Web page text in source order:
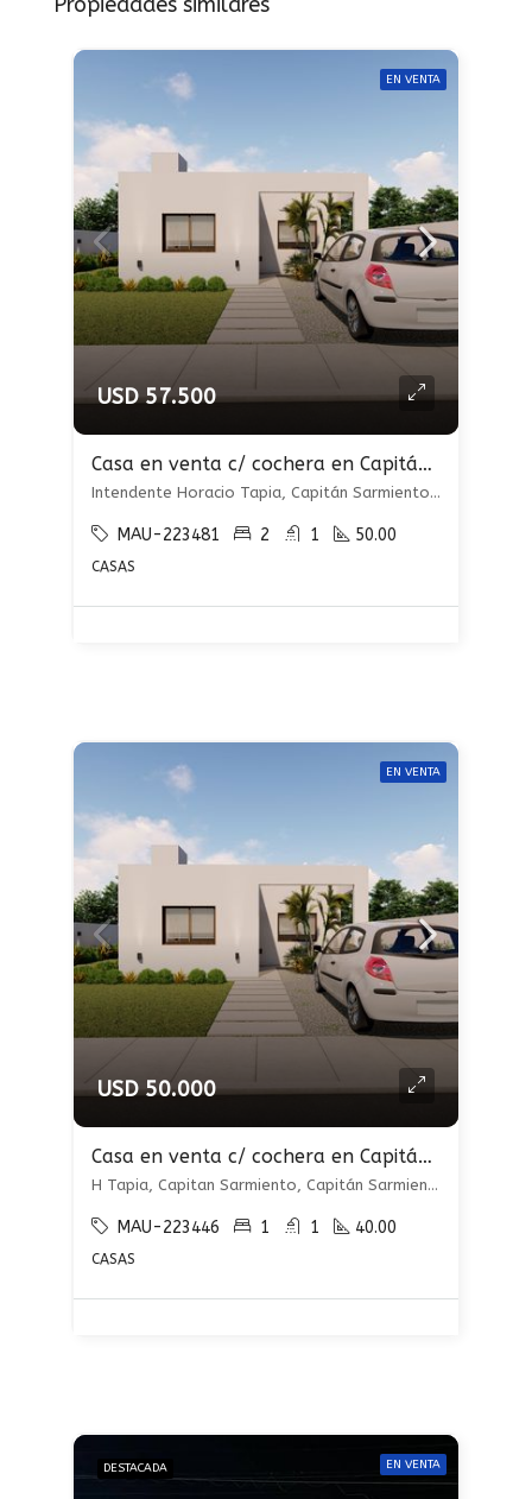
EN VENTA
USD 57.500
Casa en venta c/ cochera en Capitán Sarmiento
Intendente Horacio Tapia, Capitán Sarmiento, Capitán Sarmiento
MAU-223481 2 1 50.00
CASAS
EN VENTA
USD 50.000
Casa en venta c/ cochera en Capitán Sarmiento
H Tapia, Capitan Sarmiento, Capitán Sarmiento, Capitán Sarmiento
MAU-223446 1 1 40.00
CASAS
DESTACADA EN VENTA